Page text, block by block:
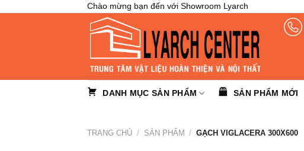
Chào mừng bạn đến với Showroom Lyarch
DANH MỤC SẢN PHẨM SẢN PHẨM MỚI
TRANG CHỦ / SẢN PHẨM / GẠCH VIGLACERA 300X600